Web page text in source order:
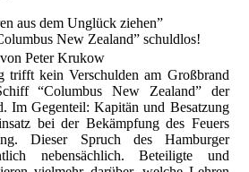
aus dem Unglück ziehen”
New Zealand” schuldlos!
Peter Krukow
trifft kein Verschulden am Großbrand
“Columbus New Zealand” der
Im Gegenteil: Kapitän und Besatzung
bei der Bekämpfung des Feuers
Dieser Spruch des Hamburger
nebensächlich. Beteiligte und